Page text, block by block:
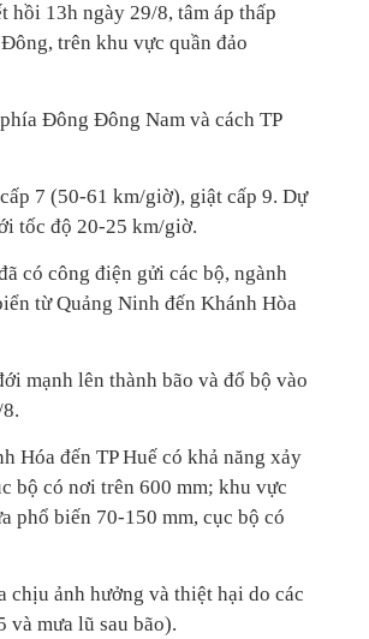
hồi 13h ngày 29/8, tâm áp thấp
trên khu vực quần đảo
Đông Đông Nam và cách TP
7 (50-61 km/giờ), giật cấp 9. Dự
tốc độ 20-25 km/giờ.
có công điện gửi các bộ, ngành
từ Quảng Ninh đến Khánh Hòa
mạnh lên thành bão và đổ bộ vào
Hóa đến TP Huế có khả năng xảy
bộ có nơi trên 600 mm; khu vực
phổ biến 70-150 mm, cục bộ có
chịu ảnh hưởng và thiệt hại do các
và mưa lũ sau bão).